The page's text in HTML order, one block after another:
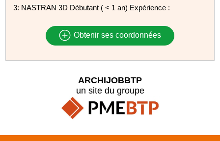
3: NASTRAN 3D Débutant ( < 1 an) Expérience :
Obtenir ses coordonnées
ARCHIJOBBTP
un site du groupe